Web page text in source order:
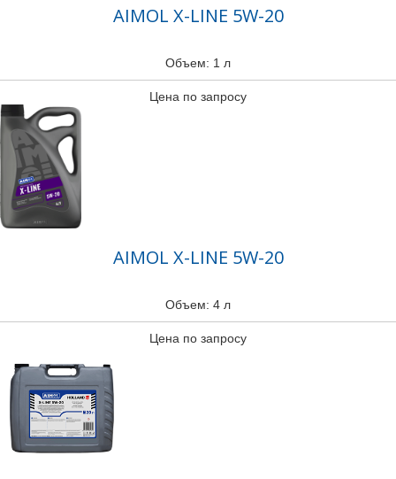
AIMOL X-LINE 5W-20
Объем: 1 л
Цена по запросу
AIMOL X-LINE 5W-20
Объем: 4 л
Цена по запросу